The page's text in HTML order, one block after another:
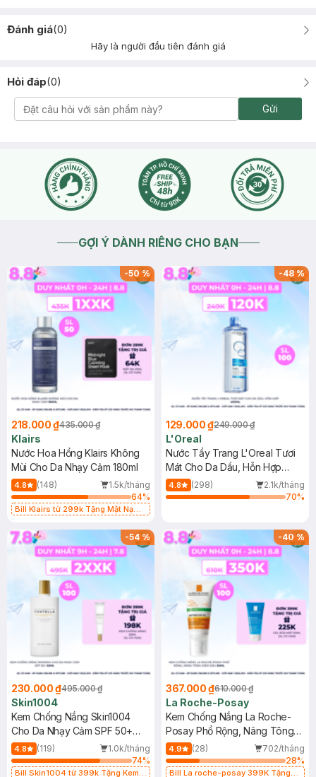
Đánh giá(0)
Hãy là người đầu tiên đánh giá
Hỏi đáp(0)
Gửi
GỢI Ý DÀNH RIÊNG CHO BẠN
-50%
218.000 ₫435.000 ₫
Klairs
Nước Hoa Hồng Klairs Không
Mùi Cho Da Nhạy Cảm 180ml
4.8 (148)
1.5k/tháng
64%
Bill Klairs từ 299k Tặng Mặt Nạ
25ml (SL Có Hạn)
-48%
129.000 ₫249.000 ₫
L'Oreal
Nước Tẩy Trang L'Oreal Tươi
Mát Cho Da Dầu, Hỗn Hợp
400ml
4.8 (298)
2.1k/tháng
70%
-54%
230.000 ₫495.000 ₫
Skin1004
Kem Chống Nắng Skin1004
Cho Da Nhạy Cảm SPF 50+
50ml
4.8 (119)
1.0k/tháng
74%
Bill Skin1004 từ 399k Tặng Kem
-40%
367.000 ₫610.000 ₫
La Roche-Posay
Kem Chống Nắng La Roche-
Posay Phổ Rộng, Nâng Tông
Kiềm Dầu 50ml
4.9 (28)
702/tháng
28%
Bill La roche-posay 399K Tặng